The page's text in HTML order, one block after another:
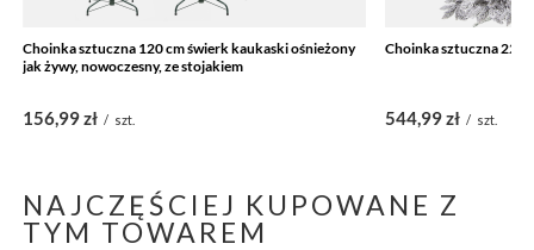
Choinka sztuczna 120 cm świerk kaukaski ośnieżony
jak żywy, nowoczesny, ze stojakiem
156,99 zł / szt.
Choinka sztuczna 220
544,99 zł / szt.
NAJCZĘŚCIEJ KUPOWANE Z
TYM TOWAREM